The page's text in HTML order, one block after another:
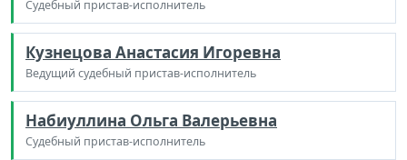
Судебный пристав-исполнитель
Кузнецова Анастасия Игоревна
Ведущий судебный пристав-исполнитель
Набиуллина Ольга Валерьевна
Судебный пристав-исполнитель